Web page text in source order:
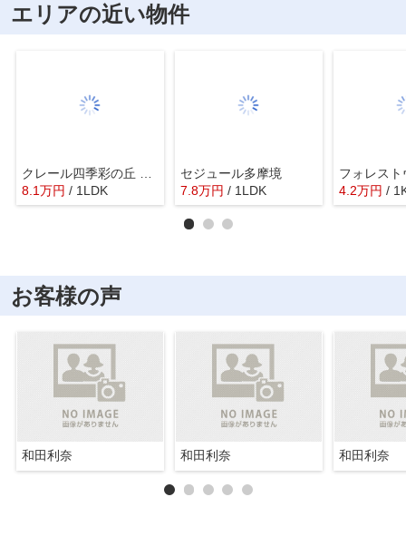
エリアの近い物件
クレール四季彩の丘 六番館
8.1万円 / 1LDK
セジュール多摩境
7.8万円 / 1LDK
フォレス
4.2万円 /
お客様の声
和田利奈 和田利奈 和田利奈